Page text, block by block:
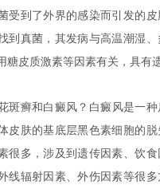
受到了外界的感染而引发的
到真菌，其发病与高温潮湿、
糖皮质激素等因素有关，具有
斑癣和白癜风？ 白癜风是一
皮肤的基底层黑色素细胞的
很多，涉及到遗传因素、饮
线辐射因素、外伤因素等很